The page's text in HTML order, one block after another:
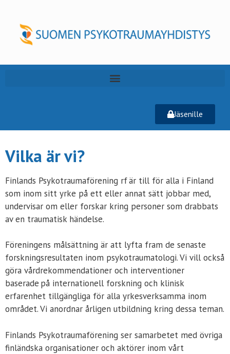
Jäsenille
Vilka är vi?
Finlands Psykotraumaförening rf är till för alla i Finland
som inom sitt yrke på ett eller annat sätt jobbar med,
undervisar om eller forskar kring personer som drabbats
av en traumatisk händelse.
Föreningens målsättning är att lyfta fram de senaste
forskningsresultaten inom psykotraumatologi. Vi vill också
göra vårdrekommendationer och interventioner
baserade på internationell forskning och klinisk
erfarenhet tillgängliga för alla yrkesverksamma inom
området. Vi anordnar årligen utbildning kring dessa teman.
Finlands Psykotraumaförening ser samarbetet med övriga
finländska organisationer och aktörer inom vårt